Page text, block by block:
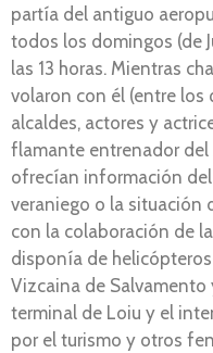
partía del antiguo
todos los domingos (de
las 13 horas. Mientras
volaron con él (entre los
alcaldes, actores y
flamante entrenador del
ofrecían información
veraniego o la situación
con la colaboración de
disponía de
Vizcaina de Salvamento
terminal de Loiu y el
por el turismo y otros